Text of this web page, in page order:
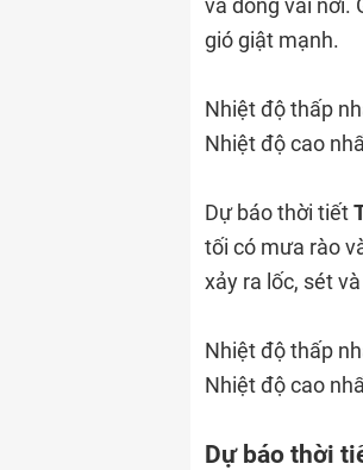
và dông vài nơi.
gió giật mạnh.
Nhiệt độ thấp
Nhiệt độ cao
Dự báo thời tiết
tối có mưa rào
xảy ra lốc, sét
Nhiệt độ thấp
Nhiệt độ cao
Dự báo thời